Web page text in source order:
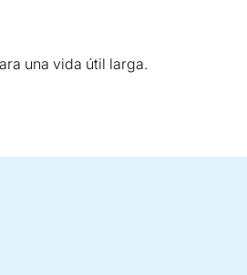
una vida útil larga.